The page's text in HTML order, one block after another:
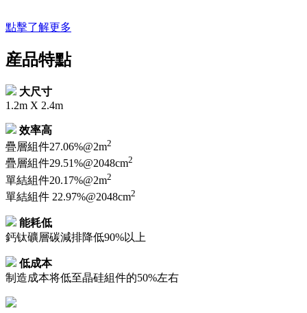
點擊了解更多
産品特點
大尺寸
1.2m X 2.4m
效率高
疊層組件27.06%@2m2
疊層組件29.51%@2048cm2
單結組件20.17%@2m2
單結組件 22.97%@2048cm2
能耗低
鈣钛礦層碳減排降低90%以上
低成本
制造成本将低至晶硅組件的50%左右